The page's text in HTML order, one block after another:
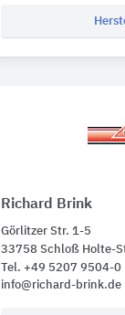
Richard Brink
Görlitzer Str. 1-5
33758 Schloß Holte-
Tel. +49 5207 9504-0
info@richard-brink.de